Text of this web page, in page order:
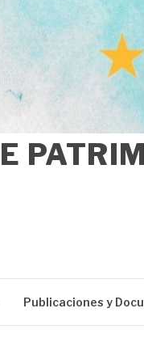
Publicaciones y